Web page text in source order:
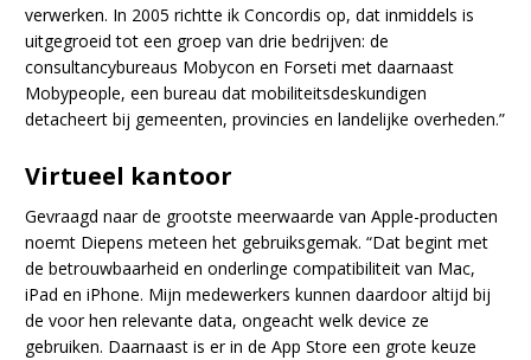
verwerken. In 2005 richtte ik Concordis op, dat inmiddels is
uitgegroeid tot een groep van drie bedrijven: de
consultancybureaus Mobycon en Forseti met daarnaast
Mobypeople, een bureau dat mobiliteitsdeskundigen
detacheert bij gemeenten, provincies en landelijke overheden.”
Virtueel kantoor
Gevraagd naar de grootste meerwaarde van Apple-producten
noemt Diepens meteen het gebruiksgemak. “Dat begint met
de betrouwbaarheid en onderlinge compatibiliteit van Mac,
iPad en iPhone. Mijn medewerkers kunnen daardoor altijd bij
de voor hen relevante data, ongeacht welk device ze
gebruiken. Daarnaast is er in de App Store een grote keuze